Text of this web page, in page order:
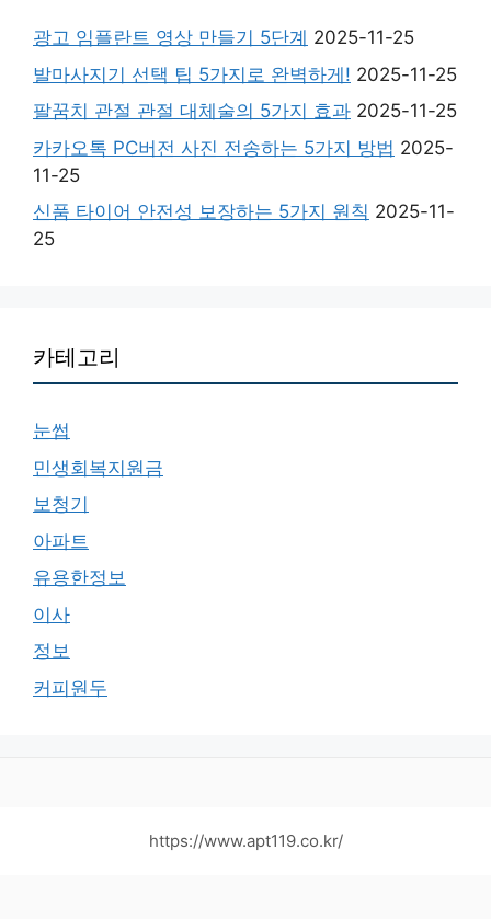
광고 임플란트 영상 만들기 5단계 2025-11-25
발마사지기 선택 팁 5가지로 완벽하게! 2025-11-25
팔꿈치 관절 관절 대체술의 5가지 효과 2025-11-25
카카오톡 PC버전 사진 전송하는 5가지 방법 2025-
11-25
신품 타이어 안전성 보장하는 5가지 원칙 2025-11-
25
카테고리
눈썹
민생회복지원금
보청기
아파트
유용한정보
이사
정보
커피원두
https://www.apt119.co.kr/